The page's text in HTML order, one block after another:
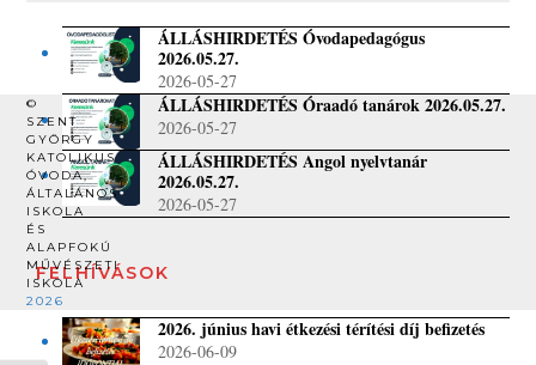
ÁLLÁSHIRDETÉS Óvodapedagógus
2026.05.27.
2026-05-27
ÁLLÁSHIRDETÉS Óraadó tanárok 2026.05.27.
2026-05-27
ÁLLÁSHIRDETÉS Angol nyelvtanár
2026.05.27.
2026-05-27
FELHÍVÁSOK
2026. június havi étkezési térítési díj befizetés
2026-06-09
©
SZENT
GYÖRGY
KATOLIKUS
ÓVODA,
ÁLTALÁNOS
ISKOLA
ÉS
ALAPFOKÚ
MŰVÉSZETI
ISKOLA
2026